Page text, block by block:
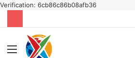
Verification: 6cb86c86b08afb36
Menu